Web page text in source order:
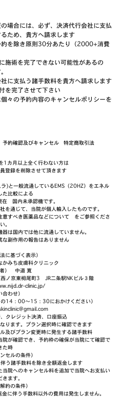
場合には、必ず、決済代行会社に支払
ため、貴方へ請求します
約を除き原則30分あたり（2000+消費
施術を完了できない可能性があるの
に支払う諸手数料を貴方へ請求します
を完了させて下さい
々の予約内容のキャンセルポリシーを
予約確認及びキャンセル
特定商取引法
カ月以上全く行わない方は
登録を削除させて頂きます
)と一般流通しているEMS（20HZ）をエネル
た比較による
在 国内未承認機です。
を通じて、当院が個人輸入したものです。
意すべき医薬品などについて をご参照くださ
い。
は国内では他に流通していません。
な副作用の報告はありません
に基づく表示）
かみち皮膚科クリニック
） 中道 寛
京東栂尾町3 JR二条駅NKビル３階
clinic.jp/
合わせ）
：00～15：30におかけください）
クレジット決済、口座振込
ります。プラン選択時に確認できます
及びプラン変更時に発生する諸手数料
が確認でき、予約枠の確保が当院にて確認で
た時
セルの条件）
う諸手数料を除き全額返金します
院へのキャンセル料を追加で当院へお支払い
きます。
約の条件）
に伴う手数料以外の費用は発生しません。